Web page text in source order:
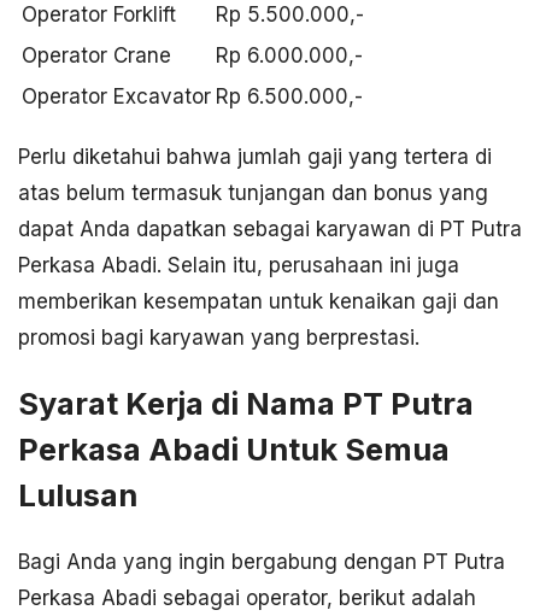
Operator Forklift
Rp 5.500.000,-
Operator Crane
Rp 6.000.000,-
Operator Excavator Rp 6.500.000,-
Perlu diketahui bahwa jumlah gaji yang tertera di
atas belum termasuk tunjangan dan bonus yang
dapat Anda dapatkan sebagai karyawan di PT Putra
Perkasa Abadi. Selain itu, perusahaan ini juga
memberikan kesempatan untuk kenaikan gaji dan
promosi bagi karyawan yang berprestasi.
Syarat Kerja di Nama PT Putra
Perkasa Abadi Untuk Semua
Lulusan
Bagi Anda yang ingin bergabung dengan PT Putra
Perkasa Abadi sebagai operator, berikut adalah